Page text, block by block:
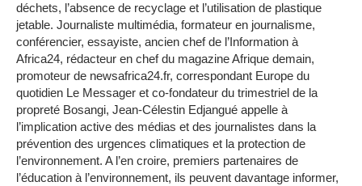
déchets, l’absence de recyclage et l’utilisation de plastique
jetable. Journaliste multimédia, formateur en journalisme,
conférencier, essayiste, ancien chef de l’Information à
Africa24, rédacteur en chef du magazine Afrique demain,
promoteur de newsafrica24.fr, correspondant Europe du
quotidien Le Messager et co-fondateur du trimestriel de la
propreté Bosangi, Jean-Célestin Edjangué appelle à
l’implication active des médias et des journalistes dans la
prévention des urgences climatiques et la protection de
l’environnement. A l’en croire, premiers partenaires de
l’éducation à l’environnement, ils peuvent davantage informer,